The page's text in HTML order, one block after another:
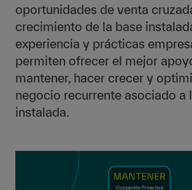
oportunidades de venta
crecimiento de la base
experiencia y prácticas
permiten ofrecer el mejor
mantener, hacer crecer y
negocio recurrente asociado a
instalada.